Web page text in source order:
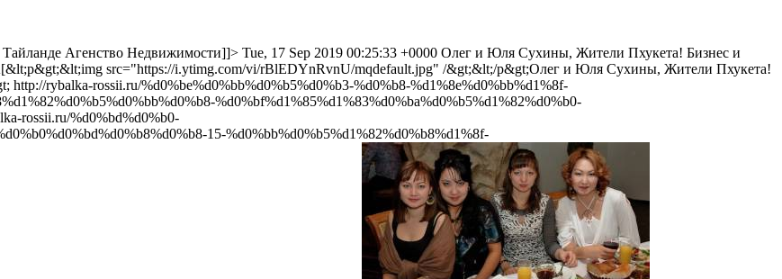
Агенство Недвижимости]]> Tue, 17 Sep 2019 00:25:33 +0000 Олег и Юля Сухины, Жители Пхукета! Бизнес и
src="https://i.ytimg.com/vi/rBlEDYnRvnU/mqdefault.jpg" /&gt;&lt;/p&gt;Олег и Юля Сухины, Жители Пхукета!
http://rybalka-rossii.ru/%d0%be%d0%bb%d0%b5%d0%b3-%d0%b8-%d1%8e%d0%bb%d1%8f-
%d0%bf%d1%85%d1%83%d0%ba%d0%b5%d1%82%d0%b0-
rossii.ru/%d0%bd%d0%b0-
15-%d0%bb%d0%b5%d1%82%d0%b8%d1%8f-